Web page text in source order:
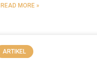
READ MORE »
ARTIKEL